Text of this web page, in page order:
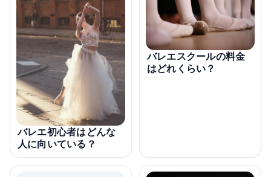
バレエ初心者はどんな
人に向いている？
バレエスクールの料金
はどれくらい？